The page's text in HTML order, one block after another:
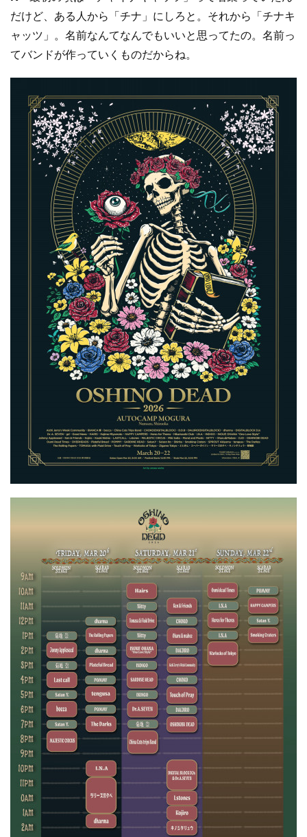
だけど、ある人から「チナ」にしろと。それから「チナキ
ャッツ」。名前なんてなんでもいいと思ってたの。名前っ
てバンドが作っていくものだからね。